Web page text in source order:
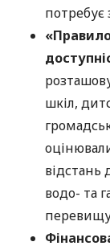
потребує
шкіл,
відстань
водо- та